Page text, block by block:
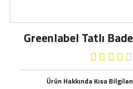
Greenlabel Tatlı
    
Ürün Hakkında Kısa